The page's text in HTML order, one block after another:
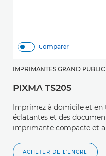
Comparer
IMPRIMANTES GRAND PUBLIC
PIXMA TS205
Imprimez à domicile et
éclatantes et des
imprimante compacte et
ACHETER DE L'ENCRE